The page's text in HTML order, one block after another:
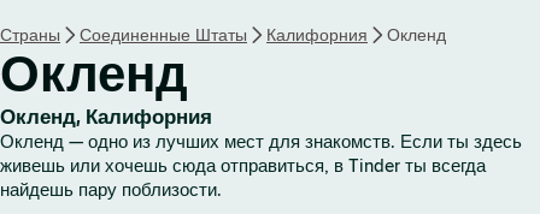
а
т
р
а
н
Страны Соединенные Штаты Калифорния Окленд
Окленд
Окленд, Калифорния
Окленд — одно из лучших мест для знакомств. Если ты здесь
живешь или хочешь сюда отправиться, в Tinder ты всегда
найдешь пару поблизости.